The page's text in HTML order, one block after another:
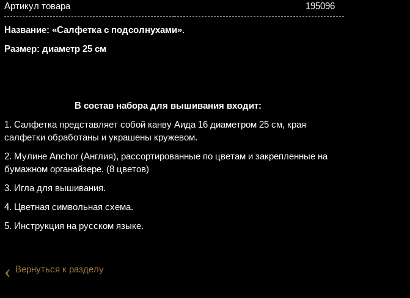
Артикул товара 195096
Название: «Салфетка с подсолнухами».
Размер: диаметр 25 см
В состав набора для вышивания входит:
1. Салфетка представляет собой канву Аида 16 диаметром 25 см, края
салфетки обработаны и украшены кружевом.
2. Мулине Anchor (Англия), рассортированные по цветам и закрепленные на
бумажном органайзере. (8 цветов)
3. Игла для вышивания.
4. Цветная символьная схема.
5. Инструкция на русском языке.
‹ Вернуться к разделу